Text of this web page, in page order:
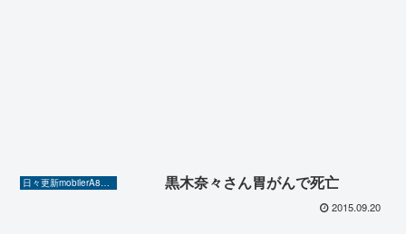
日々更新mobilerA8（Yahoo!ニュースを毎日ウォッチ） 黒木奈々さん胃がんで死亡
2015.09.20